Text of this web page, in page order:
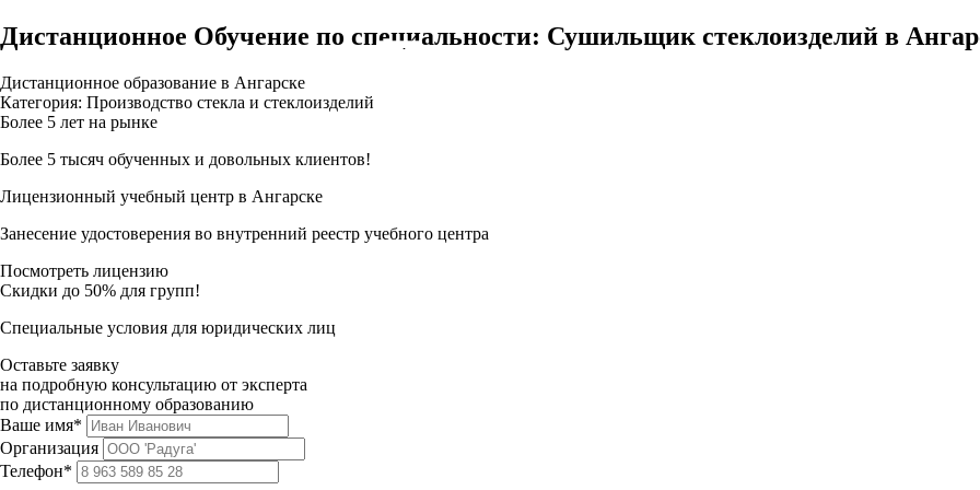
Дистанционное Обучение по специальности: Сушильщик стеклоизделий в
Дистанционное образование в Ангарске
Категория: Производство стекла и стеклоизделий
Более 5 лет на рынке
Более 5 тысяч обученных и довольных клиентов!
Лицензионный учебный центр в Ангарске
Занесение удостоверения во внутренний реестр учебного центра
Посмотреть лицензию
Скидки до 50% для групп!
Специальные условия для юридических лиц
Оставьте заявку
на подробную консультацию от эксперта
по дистанционному образованию
Ваше имя*
Организация
Телефон*